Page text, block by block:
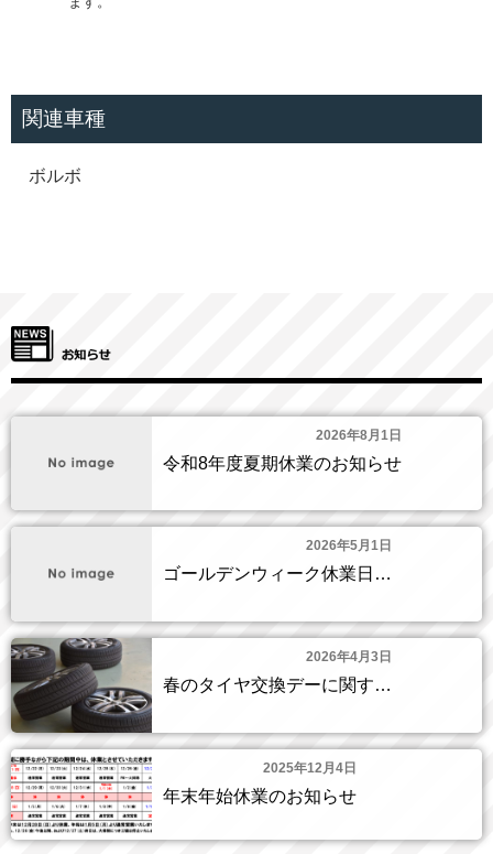
関連車種
ボルボ
2026年8月1日
令和8年度夏期休業のお知らせ
2026年5月1日
ゴールデンウィーク休業日…
2026年4月3日
春のタイヤ交換デーに関す…
2025年12月4日
年末年始休業のお知らせ